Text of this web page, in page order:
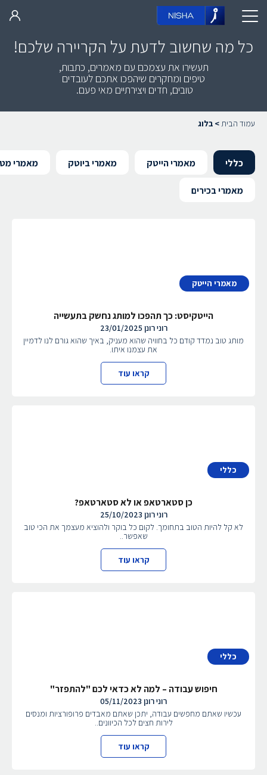
כל מה שחשוב לדעת על הקריירה שלכם!
תעשירו את עצמכם עם מאמרים, כתבות,
טיפים ומחקרים שיהפכו אתכם לעובדים
טובים, חדים ויצירתיים מאי פעם.
עמוד הבית> בלוג
כללי מאמרי הייטק מאמרי ביוטק מאמרי
מאמרי בכירים
מאמרי הייטק
הייטקיסט: כך תהפכו למותג נחשק בתעשייה
רוני רונן 23/01/2025
מותג טוב נמדד קודם כל בחוויה שהוא מעניק, באיך שהוא גורם לנו לדמיין
את עצמנו איתו.
קראו עוד
כללי
כן סטארטאפ או לא סטארטאפ?
רוני רונן25/10/2023
לא קל להיות הטוב בתחומך. לקום כל בוקר ולהוציא מעצמך את הכי טוב
שאפשר..
קראו עוד
כללי
חיפוש עבודה – למה לא כדאי לכם "להתפזר"
רוני רונן05/11/2023
עכשיו שאתם מחפשים עבודה, יתכן שאתם מאבדים פרופורציות ומנסים
לירות חצים לכל הכיוונים..
קראו עוד